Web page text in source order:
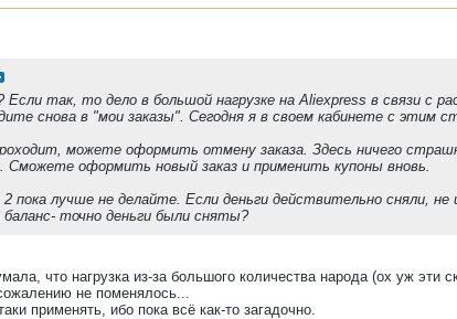
Если так, то дело в большой нагрузке на Aliexpress в связи с
снова в "мои заказы". Сегодня я в своем кабинете с этим
можете оформить отмену заказа. Здесь ничего
Сможете оформить новый заказ и применить купоны вновь.
пока лучше не делайте. Если деньги действительно сняли,
точно деньги были сняты?
что нагрузка из-за большого количества народа (ох уж эти
не поменялось...
применять, ибо пока всё как-то загадочно.